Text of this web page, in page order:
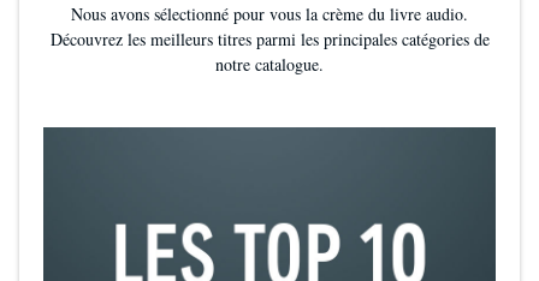
Nous avons sélectionné pour vous la crème du livre audio.
Découvrez les meilleurs titres parmi les principales catégories de
notre catalogue.